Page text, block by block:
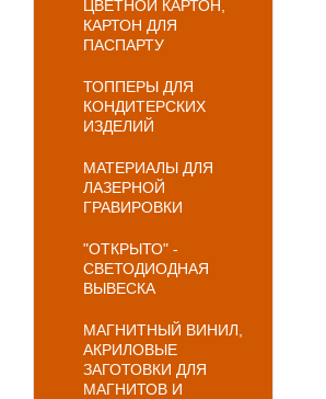
ЦВЕТНОЙ КАРТОН,
КАРТОН ДЛЯ
ПАСПАРТУ
ТОППЕРЫ ДЛЯ
КОНДИТЕРСКИХ
ИЗДЕЛИЙ
МАТЕРИАЛЫ ДЛЯ
ЛАЗЕРНОЙ
ГРАВИРОВКИ
"ОТКРЫТО" -
СВЕТОДИОДНАЯ
ВЫВЕСКА
МАГНИТНЫЙ ВИНИЛ,
АКРИЛОВЫЕ
ЗАГОТОВКИ ДЛЯ
МАГНИТОВ И